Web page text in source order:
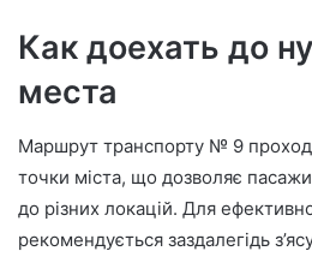
Как доехать до
места
Маршрут транспорту № 9
точки міста, що дозволяє
до різних локацій. Для
рекомендується заздалегідь